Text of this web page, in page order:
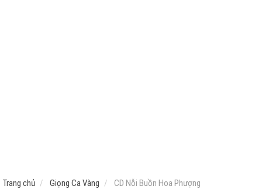
Trang chủ Giọng Ca Vàng CD Nỗi Buồn Hoa Phượng